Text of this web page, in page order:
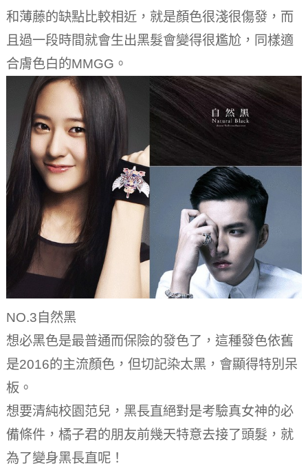
和薄藤的缺點比較相近，就是顏色很淺很傷發，而
且過一段時間就會生出黑髮會變得很尷尬，同樣適
合膚色白的MMGG。
NO.3自然黑
想必黑色是最普通而保險的發色了，這種發色依舊
是2016的主流顏色，但切記染太黑，會顯得特別呆
板。
想要清純校園范兒，黑長直絕對是考驗真女神的必
備條件，橘子君的朋友前幾天特意去接了頭髮，就
為了變身黑長直呢！